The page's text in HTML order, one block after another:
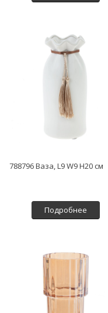
788796 Ваза, L9 W9 H20 см
Подробнее